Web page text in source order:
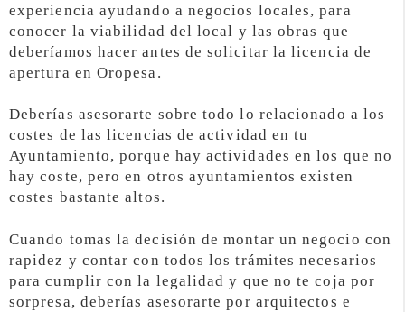
experiencia ayudando a negocios locales, para
conocer la viabilidad del local y las obras que
deberíamos hacer antes de solicitar la licencia de
apertura en Oropesa.
Deberías asesorarte sobre todo lo relacionado a los
costes de las licencias de actividad en tu
Ayuntamiento, porque hay actividades en los que no
hay coste, pero en otros ayuntamientos existen
costes bastante altos.
Cuando tomas la decisión de montar un negocio con
rapidez y contar con todos los trámites necesarios
para cumplir con la legalidad y que no te coja por
sorpresa, deberías asesorarte por arquitectos e